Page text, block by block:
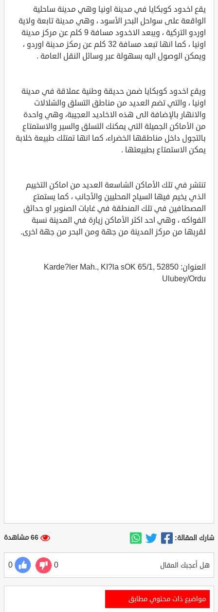
يقع اخدود كوبكايا في مدينة اونيا وهي مدينة ساحلية
الواقعة على سواحل البحر الأسود ، وهي مدينة تابعة ولاية
اوردو التركية ، ويبعد الاخدود مسافة 9 كلم عن مركز مدينة
اونيا ، كما انها تبعد مسافة 32 كلم عن رمكز مدينة اوردو ،
ويمكن الوصول اليه بسهولة عبر وسائل النقل العامة .
ويقع اخدود كوبكايا ضمن حديقة وطنية عملاقة في مدينة
اونيا ، والتي تضم العديد من مناطق التسلق والشلالات
والانهار بالإضافة الى هذه الاخاديد العجيبة، وهي واحدة
من الأماكن الجميلة التي يمكنك التسلق والسير والاستمتاع
بالتجول داخل مناطقها الخضراء، كما انها تمتلك طبيعة خلابة
يمكن الاستمتاع بطبيعتها .
تنتشر في تلك الأماكن الشاسعة العديد من اماكن التخييم
الذي يخيم فيها السياح المحليين والأجانب ، كما يستمتع
المصطافين في تلك المنطقة في غابات الصنوبر او حدائق
الفواكه ، وهي احد اكثر الأماكن زيارة في المدينة نسبة
لقربها من مركز المدينة من جهة ومن البحر من جهة اخرى.
العنوان: Karde?ler Mah., KI?la sOK 65/1, 52850
Ulubey/Ordu
شارك المقالة: 66 مشاهدة
هل أعجبك المقال 0
0
مواضيع ذات محتوي مطابق